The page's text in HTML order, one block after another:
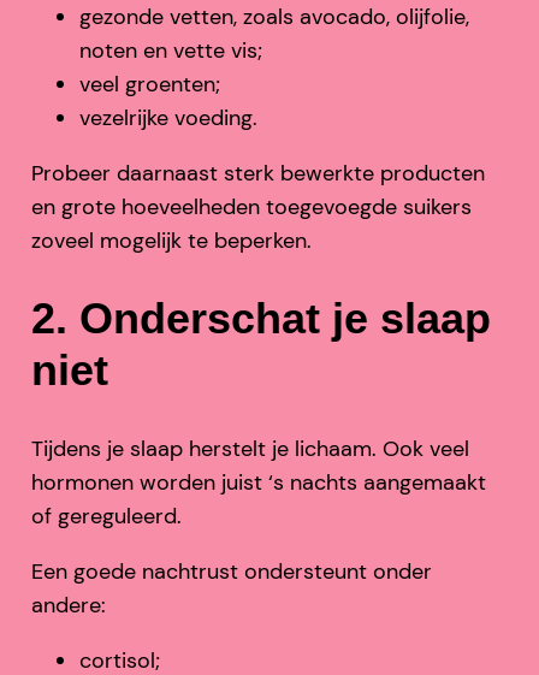
gezonde vetten, zoals avocado, olijfolie,
noten en vette vis;
veel groenten;
vezelrijke voeding.
Probeer daarnaast sterk bewerkte producten
en grote hoeveelheden toegevoegde suikers
zoveel mogelijk te beperken.
2. Onderschat je slaap
niet
Tijdens je slaap herstelt je lichaam. Ook veel
hormonen worden juist ‘s nachts aangemaakt
of gereguleerd.
Een goede nachtrust ondersteunt onder
andere:
cortisol;